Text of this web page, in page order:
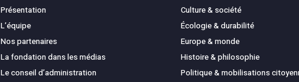
Présentation
L’équipe
Nos partenaires
La fondation dans les médias
Le conseil d’administration
Culture & société
Écologie & durabilité
Europe & monde
Histoire & philosophie
Politique & mobilisations